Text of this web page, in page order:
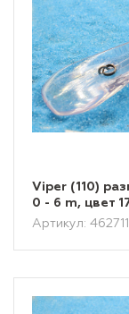
Viper (110)
0 - 6 m, цвет
Артикул: